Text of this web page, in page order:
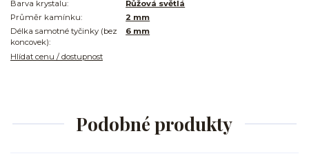
Barva krystalu:
Růžová světlá
Průměr kamínku:
2 mm
Délka samotné tyčinky (bez
koncovek):
6 mm
Hlídat cenu / dostupnost
Podobné produkty